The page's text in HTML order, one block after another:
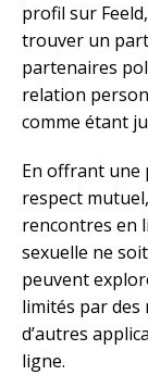
profil sur
trouver un
partenaires
relation
comme étant
En offrant une
respect
rencontres en
sexuelle ne
peuvent
limités par des
d’autres
ligne.